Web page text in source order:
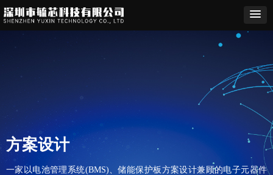
方案设计
一家以电池管理系统(BMS)、储能保护板方案设计兼顾的电子元器件